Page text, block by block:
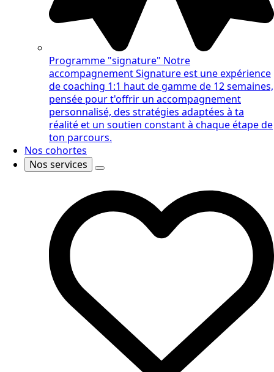
Programme "signature" Notre
accompagnement Signature est une expérience
de coaching 1:1 haut de gamme de 12 semaines,
pensée pour t'offrir un accompagnement
personnalisé, des stratégies adaptées à ta
réalité et un soutien constant à chaque étape de
ton parcours.
Nos cohortes
Nos services